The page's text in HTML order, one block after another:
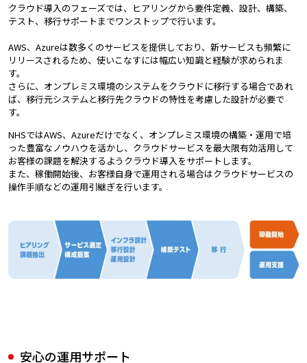
クラウド導入のフェーズでは、ヒアリングから要件定義、設計、構築、
テスト、移行サポートまでワンストップで行います。
AWS、Azureは数多くのサービスを提供しており、新サービスも頻繁に
リリースされるため、使いこなすには幅広い知識と経験が求められま
す。
さらに、オンプレミス環境のシステムをクラウドに移行する場合であれ
ば、移行元システムと移行先クラウドの特性を考慮した設計が必要で
す。
NHSではAWS、Azureだけでなく、オンプレミス環境の構築・運用で培
った豊富なノウハウを活かし、クラウドサービスを最大限有効活用して
お客様の課題を解決するようクラウド導入をサポートします。
また、稼働開始後、お客様自身で運用される場合はクラウドサービスの
操作手順などの運用引継ぎを行います。
安心の運用サポート